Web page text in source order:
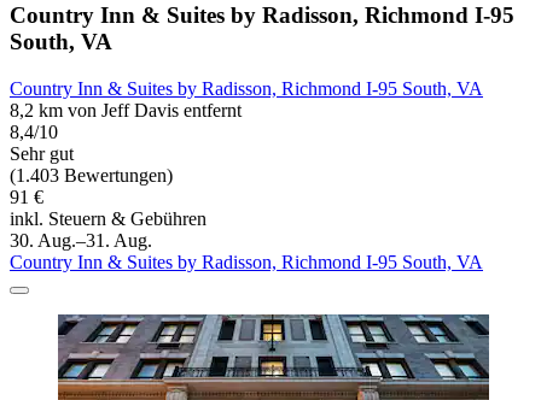
Country Inn & Suites by Radisson, Richmond I-95
South, VA
Country Inn & Suites by Radisson, Richmond I-95 South, VA
8,2 km von Jeff Davis entfernt
8,4/10
Sehr gut
(1.403 Bewertungen)
91 €
inkl. Steuern & Gebühren
30. Aug.–31. Aug.
Country Inn & Suites by Radisson, Richmond I-95 South, VA